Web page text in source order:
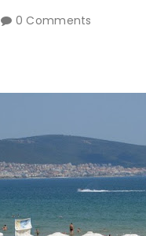
0 Comments